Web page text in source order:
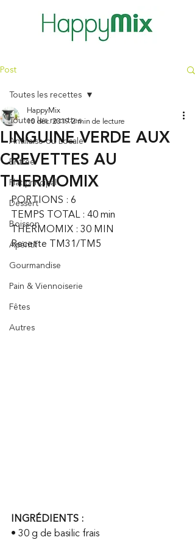
Post
Toutes les recettes
Antillaise ou Locale
Entrée
Plat principal
Dessert
Boisson
Apéritif
Gourmandise
Pain & Viennoiserie
Fêtes
Autres
Toutes les recettes
LINGUINE VERDE AUX
CREVETTES AU
THERMOMIX
HappyMix
10 déc. 2019 2 min de lecture
PORTIONS : 6
TEMPS TOTAL : 40 min
THERMOMIX : 30 MIN
Recette TM31/TM5
INGRÉDIENTS :
• 30 g de basilic frais